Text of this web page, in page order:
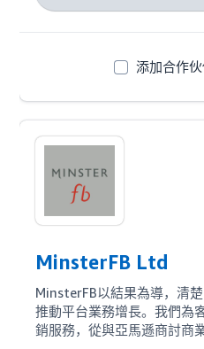
添加合作
MinsterFB Ltd
MinsterFB以結果為導，清
推動平台業務增長。我們為
銷服務，從與亞馬遜商討商